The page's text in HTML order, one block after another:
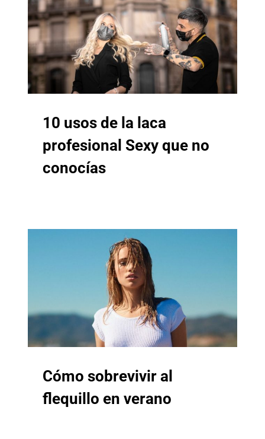
10 usos de la laca
profesional Sexy que no
conocías
Cómo sobrevivir al
flequillo en verano